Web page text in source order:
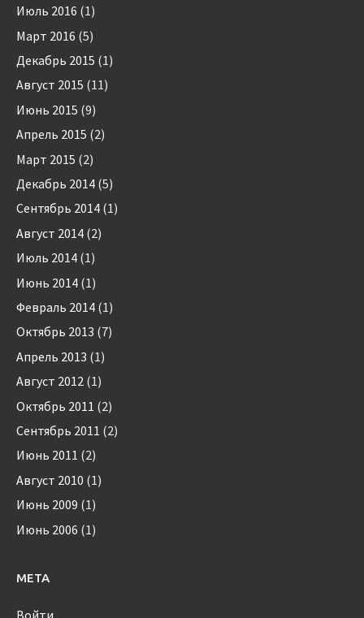
Июль 2016 (1)
Март 2016 (5)
Декабрь 2015 (1)
Август 2015 (11)
Июнь 2015 (9)
Апрель 2015 (2)
Март 2015 (2)
Декабрь 2014 (5)
Сентябрь 2014 (1)
Август 2014 (2)
Июль 2014 (1)
Июнь 2014 (1)
Февраль 2014 (1)
Октябрь 2013 (7)
Апрель 2013 (1)
Август 2012 (1)
Октябрь 2011 (2)
Сентябрь 2011 (2)
Июнь 2011 (2)
Август 2010 (1)
Июнь 2009 (1)
Июнь 2006 (1)
МЕТА
Войти